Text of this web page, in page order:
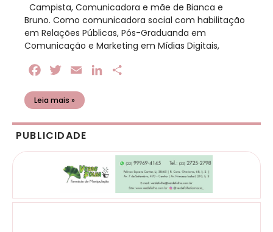
​ Campista, Comunicadora e mãe de Bianca e
Bruno. Como comunicadora social com habilitação
em Relações Públicas, Pós-Graduanda em
Comunicação e Marketing em Mídias Digitais,
FacebookTwitterEmail LinkedIn
Leia mais »
PUBLICIDADE